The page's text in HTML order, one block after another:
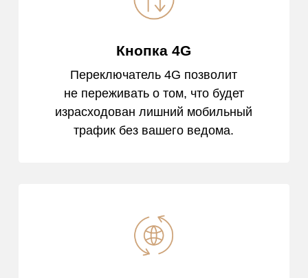
Кнопка 4G
Переключатель 4G позволит
не переживать о том, что будет
израсходован лишний мобильный
трафик без вашего ведома.